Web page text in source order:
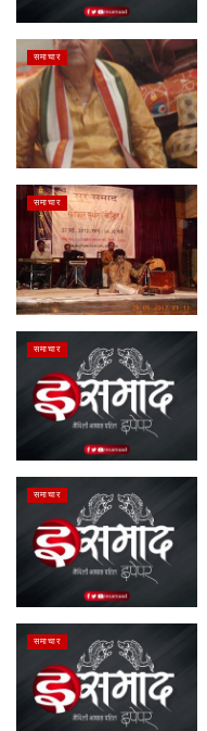
समाचार
समाचार
समाचार
समाचार
समाचार